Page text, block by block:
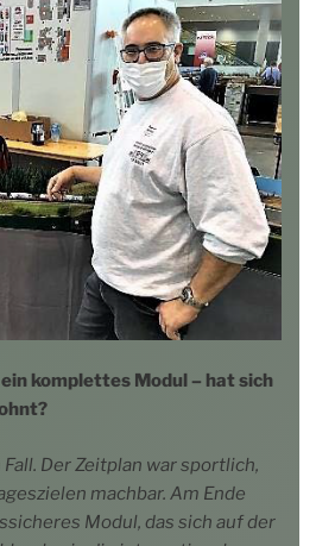
kom­plet­tes Modul – hat sich
Der Zeit­plan war sport­lich,
mach­bar. Am Ende
Modul, das sich auf der